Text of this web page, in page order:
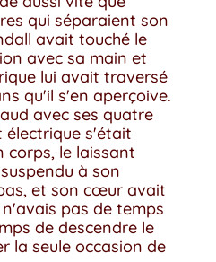
qui séparaient son
avait touché le
avec sa main et
lui avait traversé
qu'il s'en aperçoive.
avec ses quatre
s'était
corps, le laissant
à son
et son cœur avait
pas de temps
de descendre le
la seule occasion de